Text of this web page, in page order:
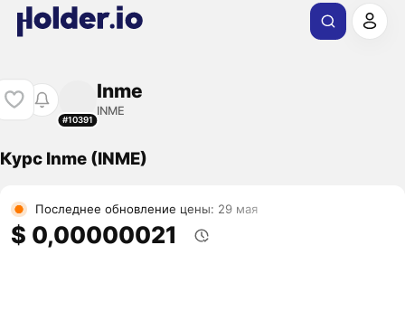
#10391
Inme
INME
Курс Inme (INME)
Последнее обновление цены: 29 мая
$ 0,00000021